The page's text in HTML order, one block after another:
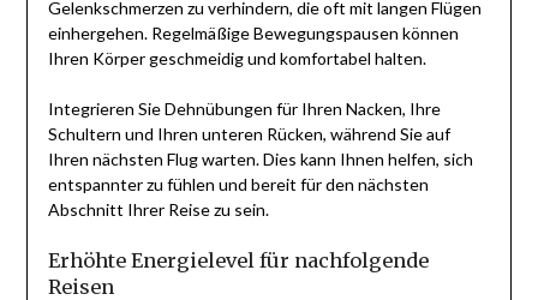
Gelenkschmerzen zu verhindern, die oft mit langen Flügen
einhergehen. Regelmäßige Bewegungspausen können
Ihren Körper geschmeidig und komfortabel halten.
Integrieren Sie Dehnübungen für Ihren Nacken, Ihre
Schultern und Ihren unteren Rücken, während Sie auf
Ihren nächsten Flug warten. Dies kann Ihnen helfen, sich
entspannter zu fühlen und bereit für den nächsten
Abschnitt Ihrer Reise zu sein.
Erhöhte Energielevel für nachfolgende
Reisen